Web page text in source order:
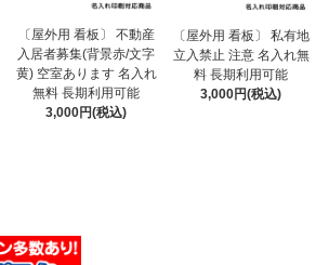
〔屋外用 看板〕 不動産
入居者募集(背景赤/文字
黄) 空室あります 名入れ
無料 長期利用可能
3,000円(税込)
〔屋外用 看板〕 私有地
立入禁止 注意 名入れ無
料 長期利用可能
3,000円(税込)